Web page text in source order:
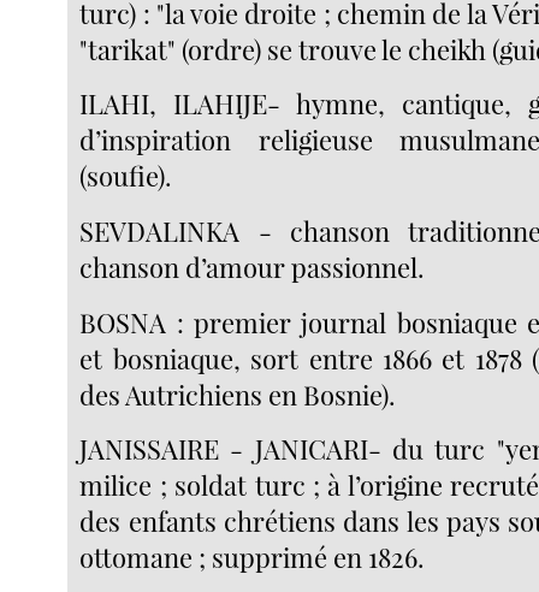
turc) : "la voie droite ; chemin de la
"tarikat" (ordre) se trouve le cheikh
ILAHI, ILAHIJE- hymne, cantique,
d’inspiration religieuse
(soufie).
SEVDALINKA - chanson
chanson d’amour passionnel.
BOSNA : premier journal bosniaque
et bosniaque, sort entre 1866 et 1878
des Autrichiens en Bosnie).
JANISSAIRE - JANICARI- du turc
milice ; soldat turc ; à l’origine
des enfants chrétiens dans les pays
ottomane ; supprimé en 1826.